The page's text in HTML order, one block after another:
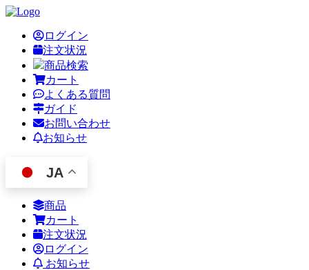
ログイン
注文状況
商品検索
カート
よくある質問
ガイド
お問い合わせ
お知らせ
JA
商品
カート
注文状況
ログイン
お知らせ